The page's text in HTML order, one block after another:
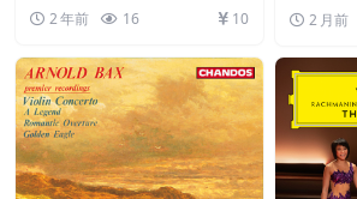
2 年前 16 10 2 月前